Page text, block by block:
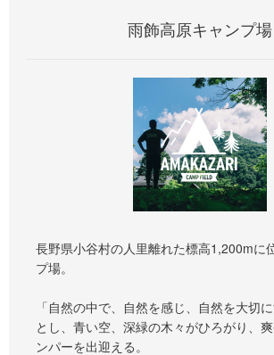
雨飾高原キャンプ場
長野県小谷村の人里離れた標高1,200mに
プ場。
「自然の中で、自然を感じ、自然を大切
とし、青い空、深緑の木々がひろがり、
ンパーを出迎える。